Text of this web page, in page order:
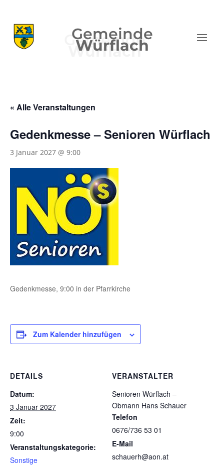
Gemeinde
Würflach
« Alle Veranstaltungen
Gedenkmesse – Senioren Würflach
3 Januar 2027 @ 9:00
Gedenkmesse, 9:00 in der Pfarrkirche
Zum Kalender hinzufügen
DETAILS
Datum:
3 Januar 2027
Zeit:
9:00
Veranstaltungskategorie:
Sonstige
VERANSTALTER
Senioren Würflach –
Obmann Hans Schauer
Telefon
0676/736 53 01
E-Mail
schauerh@aon.at